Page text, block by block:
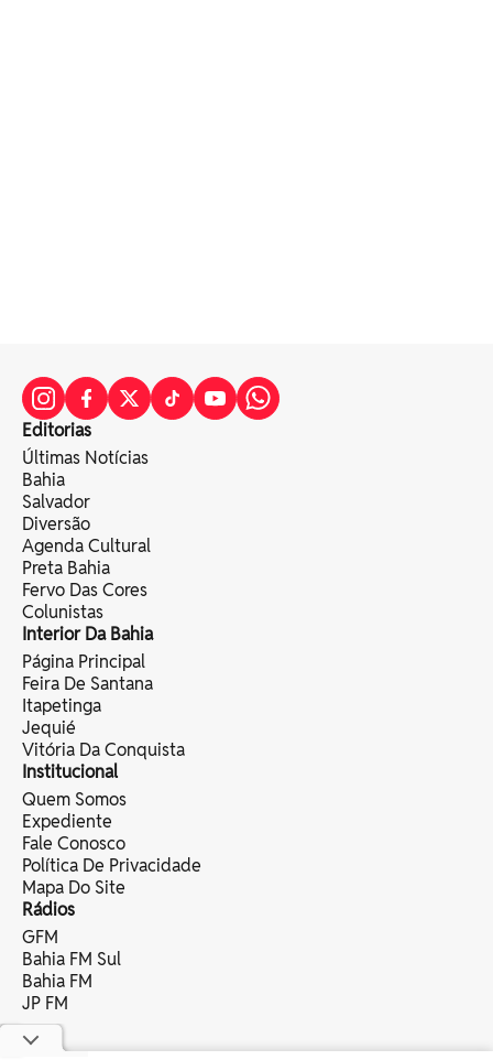
Editorias
Últimas Notícias
Bahia
Salvador
Diversão
Agenda Cultural
Preta Bahia
Fervo Das Cores
Colunistas
Interior Da Bahia
Página Principal
Feira De Santana
Itapetinga
Jequié
Vitória Da Conquista
Institucional
Quem Somos
Expediente
Fale Conosco
Política De Privacidade
Mapa Do Site
Rádios
GFM
Bahia FM Sul
Bahia FM
JP FM